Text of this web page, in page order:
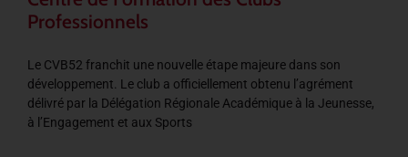
Professionnels
Le CVB52 franchit une nouvelle étape majeure dans son
développement. Le club a officiellement obtenu l’agrément
délivré par la Délégation Régionale Académique à la Jeunesse,
à l’Engagement et aux Sports